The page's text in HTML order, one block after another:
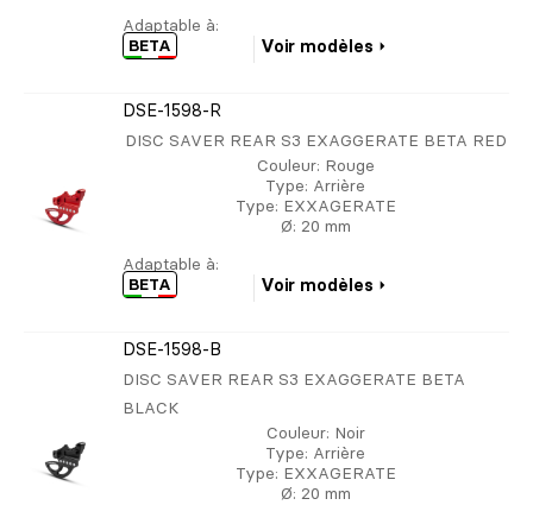
Adaptable à:
BETA
Voir modèles
DSE-1598-R
DISC SAVER REAR S3 EXAGGERATE BETA RED
Couleur: Rouge
Type: Arrière
Type: EXXAGERATE
Ø: 20 mm
Adaptable à:
BETA
Voir modèles
DSE-1598-B
DISC SAVER REAR S3 EXAGGERATE BETA
BLACK
Couleur: Noir
Type: Arrière
Type: EXXAGERATE
Ø: 20 mm